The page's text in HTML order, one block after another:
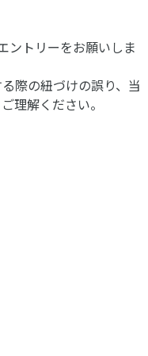
ントリーをお願いしま
際の紐づけの誤り、当
理解ください。